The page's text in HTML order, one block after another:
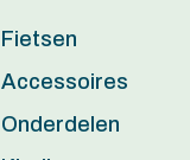
Fietsen
Accessoires
Onderdelen